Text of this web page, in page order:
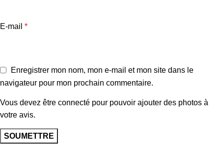
E-mail *
Enregistrer mon nom, mon e-mail et mon site dans le
navigateur pour mon prochain commentaire.
Vous devez être connecté pour pouvoir ajouter des photos à
votre avis.